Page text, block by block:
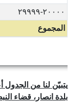
٢٠٠٠٠-٢٩٩٩٩
المجموع
يتبيّن لنا من الجدول